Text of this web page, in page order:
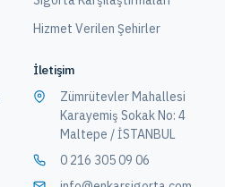
Hizmet Verilen Şehirler
İletişim
Zümrütevler Mahallesi
Karayemiş Sokak No: 4
Maltepe / İSTANBUL
0 216 305 09 06